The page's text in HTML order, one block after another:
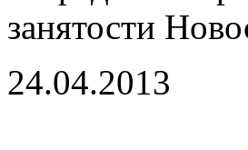
занятости
24.04.2013